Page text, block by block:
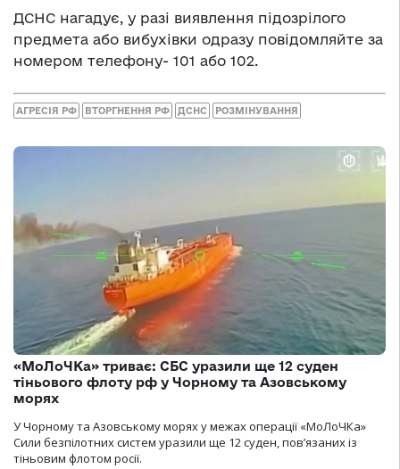
ДСНС нагадує, у разі виявлення підозрілого
предмета або вибухівки одразу повідомляйте за
номером телефону- 101 або 102.
АГРЕСІЯ РФ ВТОРГНЕННЯ РФ ДСНС РОЗМІНУВАННЯ
«МоЛоЧКа» триває: СБС уразили ще 12 суден
тіньового флоту рф у Чорному та Азовському
морях
У Чорному та Азовському морях у межах операції «МоЛоЧКа»
Сили безпілотних систем уразили ще 12 суден, пов’язаних із
тіньовим флотом росії.